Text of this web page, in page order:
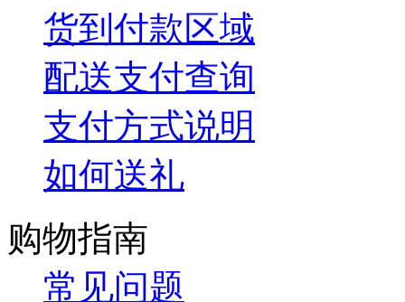
货到付款区域
配送支付查询
支付方式说明
如何送礼
购物指南
常见问题